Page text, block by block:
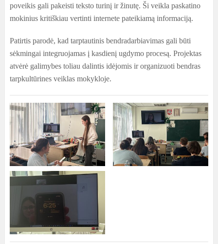
poveikis gali pakeisti teksto turinį ir žinutę. Ši veikla paskatino
mokinius kritiškiau vertinti internete pateikiamą informaciją.
Patirtis parodė, kad tarptautinis bendradarbiavimas gali būti
sėkmingai integruojamas į kasdienį ugdymo procesą. Projektas
atvėrė galimybes toliau dalintis idėjomis ir organizuoti bendras
tarpkultūrines veiklas mokykloje.